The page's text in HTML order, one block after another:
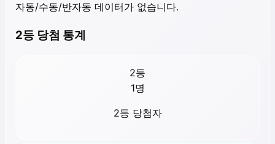
자동/수동/반자동 데이터가 없습니다.
2등 당첨 통계
2등
1명
2등 당첨자